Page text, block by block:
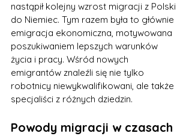
nastąpił kolejny wzrost migracji z Polski
do Niemiec. Tym razem była to głównie
emigracja ekonomiczna, motywowana
poszukiwaniem lepszych warunków
życia i pracy. Wśród nowych
emigrantów znaleźli się nie tylko
robotnicy niewykwalifikowani, ale także
specjaliści z różnych dziedzin.
Powody migracji w czasach